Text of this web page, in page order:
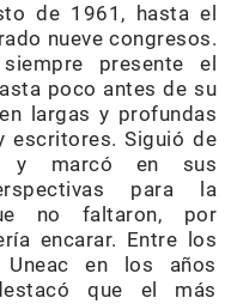
de 1961, hasta el
nueve congresos.
presente el
poco antes de su
largas y profundas
escritores. Siguió de
y marcó en sus
para la
no faltaron, por
encarar. Entre los
en los años
que el más